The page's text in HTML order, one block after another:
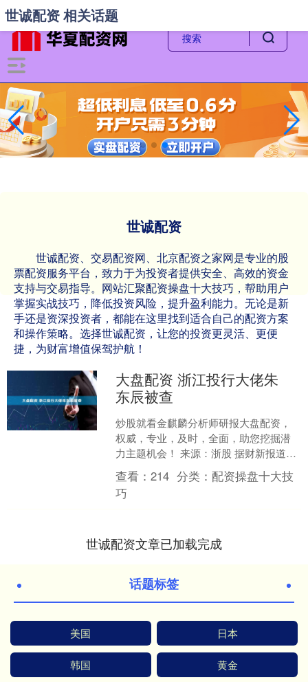
-->
世诚配资
世诚配资、交易配资网、北京配资之家网是专业的股
票配资服务平台，致力于为投资者提供安全、高效的资金
支持与交易指导。网站汇聚配资操盘十大技巧，帮助用户
掌握实战技巧，降低投资风险，提升盈利能力。无论是新
手还是资深投资者，都能在这里找到适合自己的配资方案
和操作策略。选择世诚配资，让您的投资更灵活、更便
捷，为财富增值保驾护航！
世诚配资 相关话题
大盘配资 浙江投行大佬朱
东辰被查
炒股就看金麒麟分析师研报大盘配资，
权威，专业，及时，全面，助您挖掘潜
力主题机会！ 来源：浙股 据财新报道，
国泰海通证券投行部联席总经理朱东辰
被有关部门带走多时，....
查看：214 分类：配资操盘十大技
巧
世诚配资文章已加载完成
话题标签
美国 日本
韩国 黄金